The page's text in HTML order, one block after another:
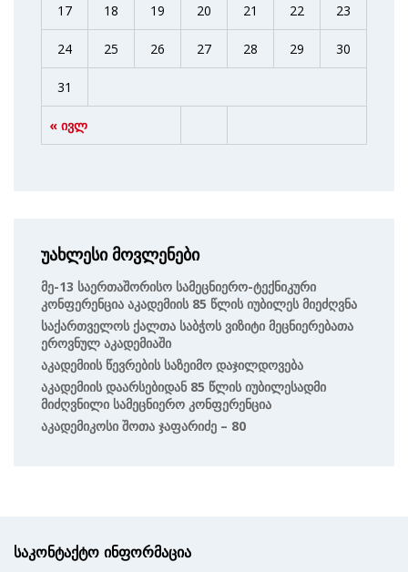
« ივლ
17 18 19 20 21 22 23
24 25 26 27 28 29 30
31
უახლესი მოვლენები
Მე-13 Საერთაშორისო Სამეცნიერო-Ტექნიკური
Კონფერენცია Აკადემიის 85 Წლის Იუბილეს Მიეძღვნა
Საქართველოს Ქალთა Საბჭოს Ვიზიტი Მეცნიერებათა
Ეროვნულ Აკადემიაში
Აკადემიის Წევრების Საზეიმო Დაჯილდოვება
Აკადემიის Დაარსებიდან 85 Წლის Იუბილესადმი
Მიძღვნილი Სამეცნიერო Კონფერენცია
Აკადემიკოსი Შოთა Ჯაფარიძე – 80
საკონტაქტო ინფორმაცია